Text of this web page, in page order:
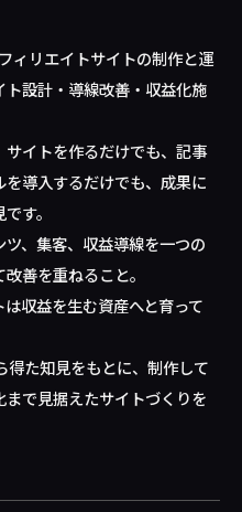
ィリエイトサイトの制作と運
設計・導線改善・収益化施
イトを作るだけでも、記事
導入するだけでも、成果に
す。
、集客、収益導線を一つの
善を重ねること。
収益を生む資産へと育って
た知見をもとに、制作して
で見据えたサイトづくりを